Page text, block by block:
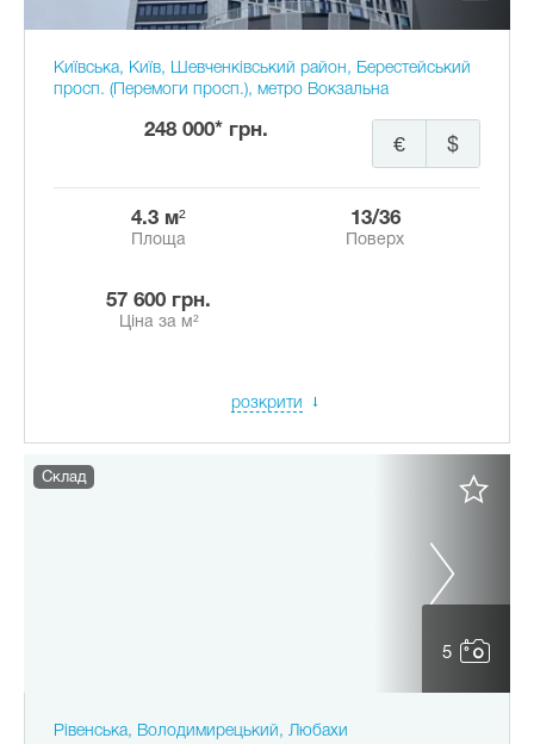
Київська, Київ, Шевченківський район, Берестейський
просп. (Перемоги просп.), метро Вокзальна
248 000* грн.
$
€
4.3 м²
Площа
13/36
Поверх
57 600 грн.
Ціна за м²
розкрити
5
Склад
Рівенська, Володимирецький, Любахи